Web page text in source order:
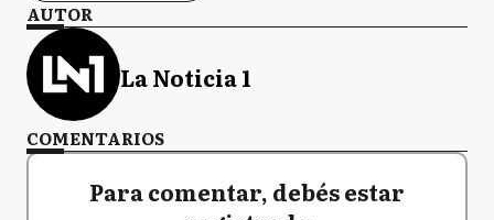
AUTOR
La Noticia 1
COMENTARIOS
Para comentar, debés estar